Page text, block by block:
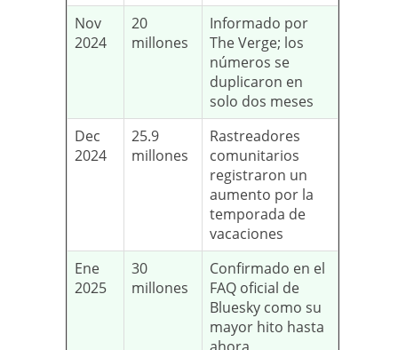
Nov
2024
20
millones
Informado por
The Verge; los
números se
duplicaron en
solo dos meses
Dec
2024
25.9
millones
Rastreadores
comunitarios
registraron un
aumento por la
temporada de
vacaciones
Ene
2025
30
millones
Confirmado en el
FAQ oficial de
Bluesky como su
mayor hito hasta